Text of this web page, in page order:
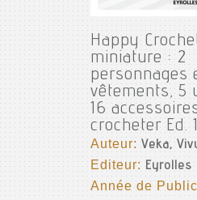
Happy
miniature : 2
personnages
vêtements, 5
16
crocheter Ed. 1
Auteur:Veka,
Editeur: Eyrolles
Année de